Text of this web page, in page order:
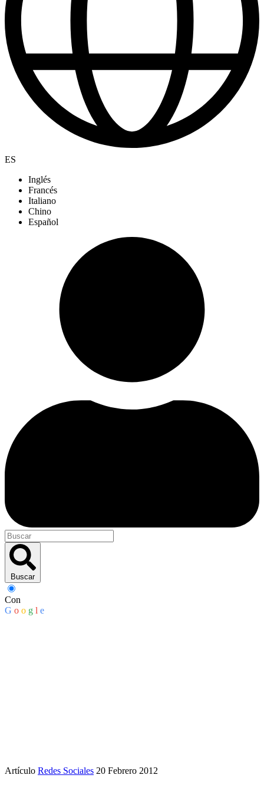
ES
Inglés
Francés
Italiano
Chino
Español
Buscar
Con
G o o g l e
Artículo Redes Sociales 20 Febrero 2012